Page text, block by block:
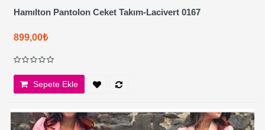
Hamılton Pantolon Ceket Takım-Lacivert 0167
899,00₺
Sepete Ekle